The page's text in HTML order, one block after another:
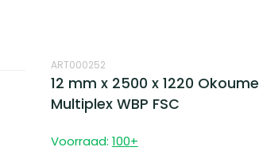
ART000252
12 mm x 2500 x 1220 Okoume
Multiplex WBP FSC
Voorraad: 100+